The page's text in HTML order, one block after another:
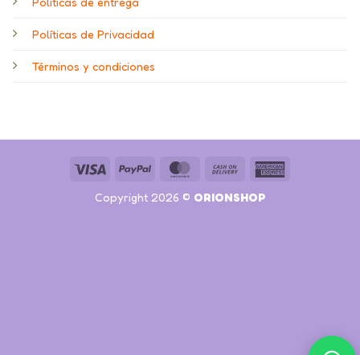
Políticas de Privacidad
Términos y condiciones
Visa PayPal MasterCard
Cash
Delivery
Copyright 2026 © ORIONSHOP